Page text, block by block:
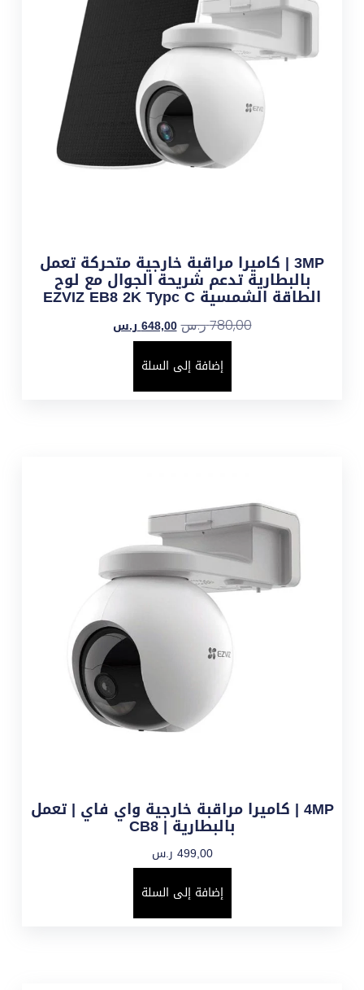
3MP | كاميرا مراقبة خارجية متحركة تعمل
بالبطارية تدعم شريحة الجوال مع لوح
الطاقة الشمسية EZVIZ EB8 2K Typc C
780,00ر.س 648,00ر.س
إضافة إلى السلة
4MP | كاميرا مراقبة خارجية واي فاي | تعمل
بالبطارية | CB8
499,00 ر.س
إضافة إلى السلة